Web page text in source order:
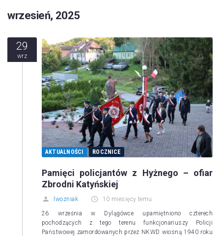
wrzesień, 2025
29
wrz
AKTUALNOŚCI ROCZNICE
Pamięci policjantów z Hyżnego – ofiar
Zbrodni Katyńskiej
lwozniak 10 miesięcy temu
26 września w Dylągówce upamiętniono czterech
pochodzących z tego terenu funkcjonariuszy Policji
Państwowej zamordowanych przez NKWD wiosną 1940 roku